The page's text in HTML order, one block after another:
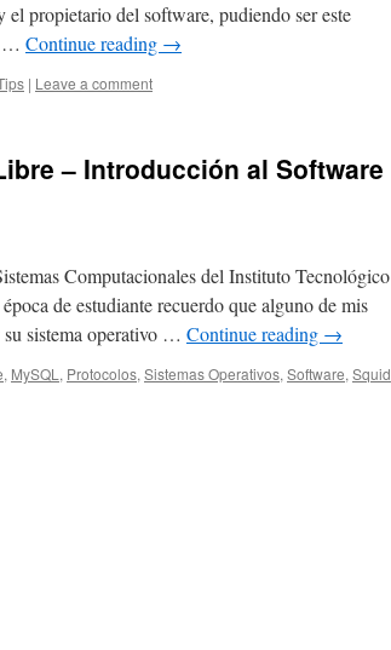
propietario del software, pudiendo ser este
… Continue reading →
| Leave a comment
– Introducción al Software
Computacionales del Instituto Tecnológico
de estudiante recuerdo que alguno de mis
sistema operativo … Continue reading →
, MySQL , Protocolos, Sistemas Operativos, Software, Squid